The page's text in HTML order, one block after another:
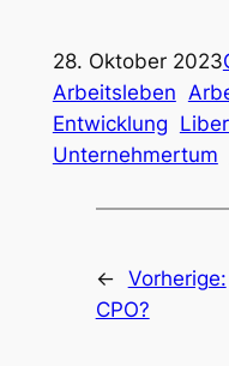
28. Oktober 2023
Arbeitsleben
Entwicklung
Unternehmertum
← Vorherige:
CPO?